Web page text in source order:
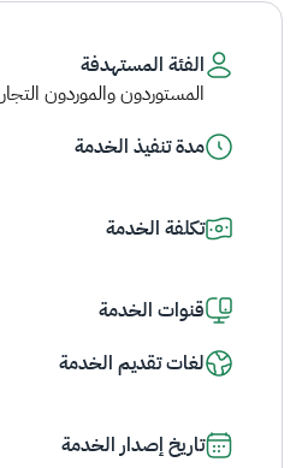
الفئة المستهدفة
المستوردون والموردون التجار
مدة تنفيذ الخدمة
تكلفة الخدمة
قنوات الخدمة
لغات تقديم الخدمة
تاريخ إصدار الخدمة